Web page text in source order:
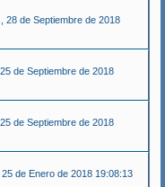
28 de Septiembre de 2018
de Septiembre de 2018
de Septiembre de 2018
de Enero de 2018 19:08:13